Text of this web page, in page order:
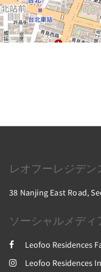
レオフーレジデン
38 Nanjing East Road,
ソーシャルメディ
Leofoo Residences
Leofoo Residences